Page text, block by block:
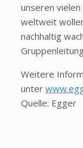
unseren
weltweit
nachhaltig
Weitere
unter
Quelle: Egger